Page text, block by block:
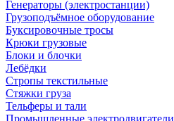
Генераторы (электростанции)
Грузоподъёмное оборудование
Буксировочные тросы
Крюки грузовые
Блоки и блочки
Лебёдки
Стропы текстильные
Стяжки груза
Тельферы и тали
Промышленные электродвигатели